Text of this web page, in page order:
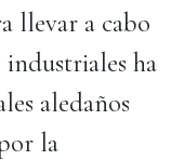
llevar a cabo
industriales ha
aledaños
la